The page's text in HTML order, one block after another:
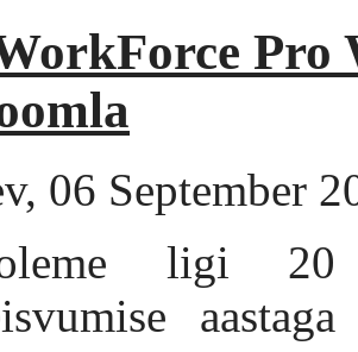
Pro
06 September
ligi 20